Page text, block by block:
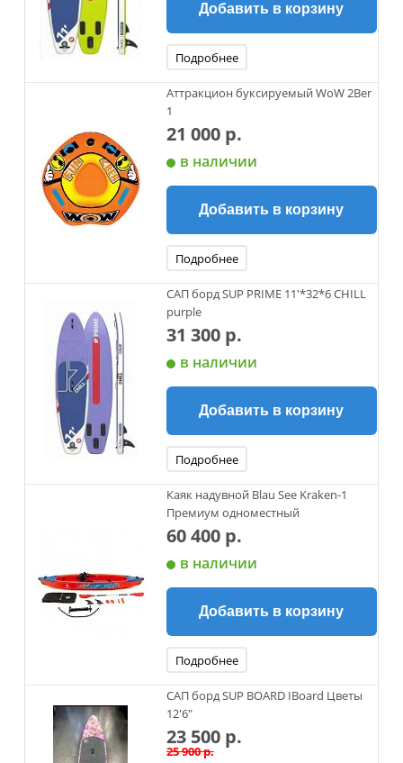
Добавить в корзину
Подробнее
Аттракцион буксируемый WoW 2Ber
1
21 000 р.
в наличии
Добавить в корзину
Подробнее
САП борд SUP PRIME 11'*32*6 CHILL
purple
31 300 р.
в наличии
Добавить в корзину
Подробнее
Каяк надувной Blau See Kraken-1
Премиум одноместный
60 400 р.
в наличии
Добавить в корзину
Подробнее
САП борд SUP BOARD IBoard Цветы
12'6"
23 500 р.
25 900 р.